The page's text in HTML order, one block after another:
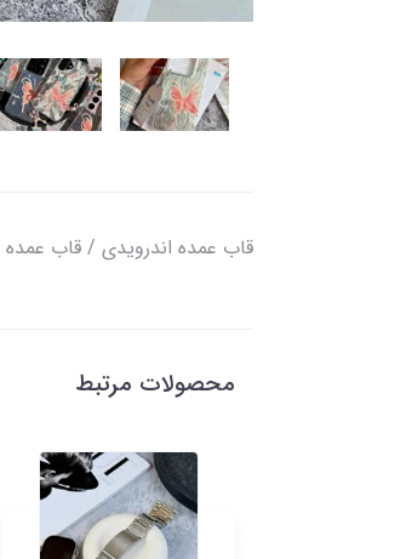
قاب عمده اندرویدی / قاب
محصولات مرتبط